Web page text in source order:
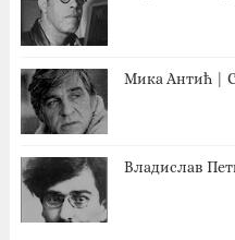
Мика Антић |
Владислав